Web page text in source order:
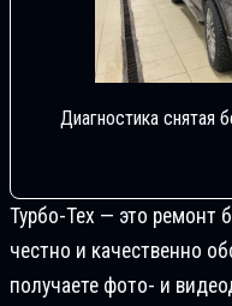
Диагностика снятая
Турбо-Тех — это ремонт
честно и качественно
получаете фото- и